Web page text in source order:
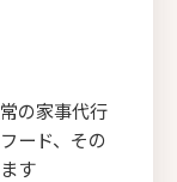
の家事代行
ード、その
す